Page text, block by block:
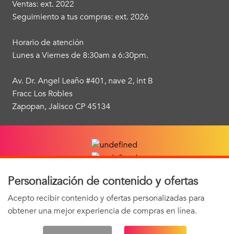
Ventas: ext. 2022
Seguimiento a tus compras: ext. 2026
Horario de atención
Lunes a Viernes de 8:30am a 6:30pm.
Av. Dr. Angel Leaño #401, nave 2, int B
Fracc Los Robles
Zapopan, Jalisco CP 45134
Personalización de contenido y ofertas
Acepto recibir contenido y ofertas personalizadas para
obtener una mejor experiencia de compras en línea.